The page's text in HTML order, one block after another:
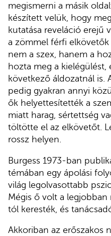
megismerni a másik
készített velük, hogy
kutatása reveláció erejű
a zömmel férfi elkövetők
nem a szex, hanem a
hozta meg a kielégülést,
következő áldozatnál is.
pedig gyakran annyi
ők helyettesítették a
miatt harag, sértettség
töltötte el az elkövetőt.
rossz helyen.
Burgess 1973-ban
témában egy ápolási
világ legolvasottabb
Mégis ő volt a legjobban
tól keresték, és
Akkoriban az erőszakos